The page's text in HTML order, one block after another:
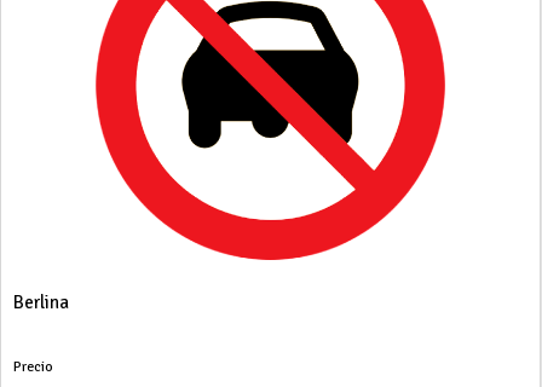
Berlina
Precio